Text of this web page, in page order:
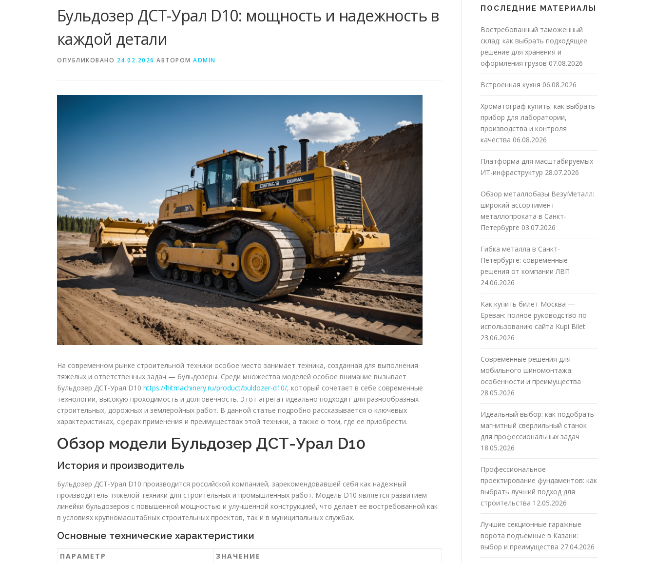
Бульдозер ДСТ-Урал D10: мощность и надежность в
каждой детали
ОПУБЛИКОВАНО 24.02.2026 АВТОРОМ ADMIN
На современном рынке строительной техники особое место занимает техника, созданная для выполнения
тяжелых и ответственных задач — бульдозеры. Среди множества моделей особое внимание вызывает
Бульдозер ДСТ-Урал D10 https://hitmachinery.ru/product/buldozer-d10/, который сочетает в себе современные
технологии, высокую проходимость и долговечность. Этот агрегат идеально подходит для разнообразных
строительных, дорожных и землеройных работ. В данной статье подробно рассказывается о ключевых
характеристиках, сферах применения и преимуществах этой техники, а также о том, где ее приобрести.
Обзор модели Бульдозер ДСТ-Урал D10
История и производитель
Бульдозер ДСТ-Урал D10 производится российской компанией, зарекомендовавшей себя как надежный
производитель тяжелой техники для строительных и промышленных работ. Модель D10 является развитием
линейки бульдозеров с повышенной мощностью и улучшенной конструкцией, что делает ее востребованной как
в условиях крупномасштабных строительных проектов, так и в муниципальных службах.
Основные технические характеристики
ПАРАМЕТР
ЗНАЧЕНИЕ
ПОСЛЕДНИЕ МАТЕРИАЛЫ
Востребованный таможенный
склад: как выбрать подходящее
решение для хранения и
оформления грузов 07.08.2026
Встроенная кухня 06.08.2026
Хроматограф купить: как выбрать
прибор для лаборатории,
производства и контроля
качества 06.08.2026
Платформа для масштабируемых
ИТ-инфраструктур 28.07.2026
Обзор металлобазы ВезуМеталл:
широкий ассортимент
металлопроката в Санкт-
Петербурге 03.07.2026
Гибка металла в Санкт-
Петербурге: современные
решения от компании ЛВП
24.06.2026
Как купить билет Москва —
Ереван: полное руководство по
использованию сайта Kupi Bilet
23.06.2026
Современные решения для
мобильного шиномонтажа:
особенности и преимущества
28.05.2026
Идеальный выбор: как подобрать
магнитный сверлильный станок
для профессиональных задач
18.05.2026
Профессиональное
проектирование фундаментов: как
выбрать лучший подход для
строительства 12.05.2026
Лучшие секционные гаражные
ворота подъемные в Казани:
выбор и преимущества 27.04.2026